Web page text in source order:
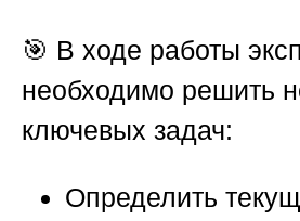
🎯 В ходе работы
необходимо решить
ключевых задач:
Определить